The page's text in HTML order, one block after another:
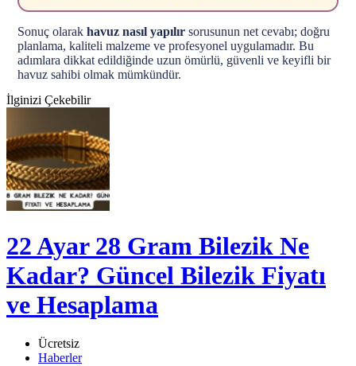
Sonuç olarak havuz nasıl yapılır sorusunun net cevabı; doğru
planlama, kaliteli malzeme ve profesyonel uygulamadır. Bu
adımlara dikkat edildiğinde uzun ömürlü, güvenli ve keyifli bir
havuz sahibi olmak mümkündür.
İlginizi Çekebilir
22 Ayar 28 Gram Bilezik Ne
Kadar? Güncel Bilezik Fiyatı
ve Hesaplama
Ücretsiz
Haberler